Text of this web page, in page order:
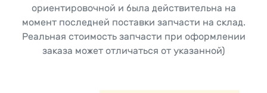
ориентировочной и была действительна на
момент последней поставки запчасти на склад.
Реальная стоимость запчасти при оформлении
заказа может отличаться от указанной)